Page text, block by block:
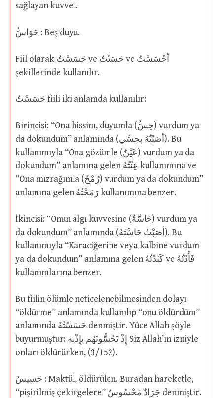
sağlayan kuvvet.
حَوَاسٌّ : Beş duyu.
Fiil olarak حَسَسْتُ ve حَسَيْتُ ve أحْسَسْتُ
şekillerinde kullanılır.
حَسَسْتُ fiili iki anlamda kullanılır:
Birincisi: “Ona hissim, duyumla (حِسٌّ) vurdum ya
da dokundum” anlamında (أصَبْتُهُ بحِسِّي). Bu
kullanımıyla “Ona gözümle (عَيْنٌ) vurdum ya da
dokundum” anlamına gelen عِنْتُهُ kullanımına ve
“Ona mızrağımla (رُمْحٌ) vurdum ya da dokundum”
anlamına gelen رَمَحْتُهُ kullanımına benzer.
İkincisi: “Onun algı kuvvesine (حَاسَّةٌ) vurdum ya
da dokundum” anlamında (أصَبْتُ حَاسَّتَهُ). Bu
kullanımıyla “Karaciğerine veya kalbine vurdum
ya da dokundum” anlamına gelen كَبَدْتُهُ ve فَأَدْتُهُ
kullanımlarına benzer.
Bu fiilin ölümle neticelenebilmesinden dolayı
“öldürme” anlamında kullanılıp “onu öldürdüm”
anlamında حَسَسْتُهُ denmiştir. Yüce Allah şöyle
buyurmuştur: إِذْ تَحُسُّونَهُم بِإِذْنِهِ Siz Allah’ın izniyle
onları öldürürken, (3/152).
حَسِيسٌ : Maktül, öldürülen. Buradan hareketle,
“pişirilmiş çekirgelere” جَرَادٌ مَحْسُوسٌ denmiştir.